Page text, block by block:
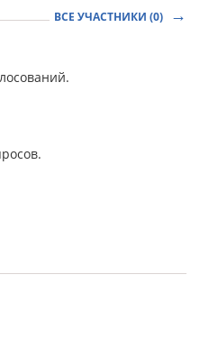
ВСЕ УЧАСТНИКИ (0)